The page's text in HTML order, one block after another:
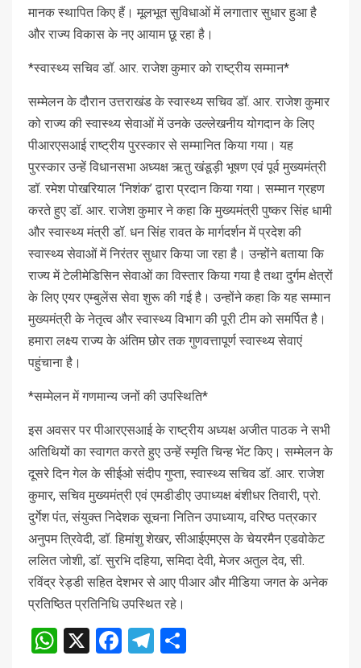
मानक स्थापित किए हैं। मूलभूत सुविधाओं में लगातार सुधार हुआ है
और राज्य विकास के नए आयाम छू रहा है।
*स्वास्थ्य सचिव डॉ. आर. राजेश कुमार को राष्ट्रीय सम्मान*
सम्मेलन के दौरान उत्तराखंड के स्वास्थ्य सचिव डॉ. आर. राजेश कुमार
को राज्य की स्वास्थ्य सेवाओं में उनके उल्लेखनीय योगदान के लिए
पीआरएसआई राष्ट्रीय पुरस्कार से सम्मानित किया गया। यह
पुरस्कार उन्हें विधानसभा अध्यक्ष ऋतु खंडूड़ी भूषण एवं पूर्व मुख्यमंत्री
डॉ. रमेश पोखरियाल ‘निशंक’ द्वारा प्रदान किया गया। सम्मान ग्रहण
करते हुए डॉ. आर. राजेश कुमार ने कहा कि मुख्यमंत्री पुष्कर सिंह धामी
और स्वास्थ्य मंत्री डॉ. धन सिंह रावत के मार्गदर्शन में प्रदेश की
स्वास्थ्य सेवाओं में निरंतर सुधार किया जा रहा है। उन्होंने बताया कि
राज्य में टेलीमेडिसिन सेवाओं का विस्तार किया गया है तथा दुर्गम क्षेत्रों
के लिए एयर एम्बुलेंस सेवा शुरू की गई है। उन्होंने कहा कि यह सम्मान
मुख्यमंत्री के नेतृत्व और स्वास्थ्य विभाग की पूरी टीम को समर्पित है।
हमारा लक्ष्य राज्य के अंतिम छोर तक गुणवत्तापूर्ण स्वास्थ्य सेवाएं
पहुंचाना है।
*सम्मेलन में गणमान्य जनों की उपस्थिति*
इस अवसर पर पीआरएसआई के राष्ट्रीय अध्यक्ष अजीत पाठक ने सभी
अतिथियों का स्वागत करते हुए उन्हें स्मृति चिन्ह भेंट किए। सम्मेलन के
दूसरे दिन गेल के सीईओ संदीप गुप्ता, स्वास्थ्य सचिव डॉ. आर. राजेश
कुमार, सचिव मुख्यमंत्री एवं एमडीडीए उपाध्यक्ष बंशीधर तिवारी, प्रो.
दुर्गेश पंत, संयुक्त निदेशक सूचना नितिन उपाध्याय, वरिष्ठ पत्रकार
अनुपम त्रिवेदी, डॉ. हिमांशु शेखर, सीआईएमएस के चेयरमैन एडवोकेट
ललित जोशी, डॉ. सुरभि दहिया, समिदा देवी, मेजर अतुल देव, सी.
रविंद्र रेड्डी सहित देशभर से आए पीआर और मीडिया जगत के अनेक
प्रतिष्ठित प्रतिनिधि उपस्थित रहे।
WhatsApp
X Facebook
Telegram